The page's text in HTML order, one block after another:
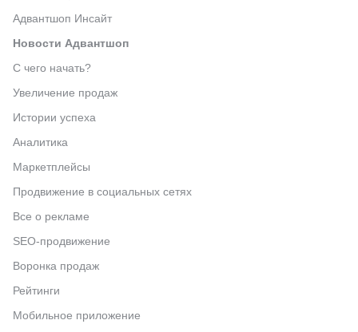
Адвантшоп Инсайт
Новости Адвантшоп
С чего начать?
Увеличение продаж
Истории успеха
Аналитика
Маркетплейсы
Продвижение в социальных сетях
Все о рекламе
SEO-продвижение
Воронка продаж
Рейтинги
Мобильное приложение